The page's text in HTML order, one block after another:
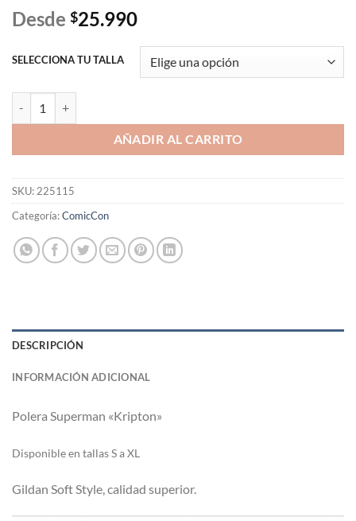
Desde $25.990
SELECCIONA TU TALLA
AÑADIR AL CARRITO
SKU: 225115
Categoría:ComicCon
DESCRIPCIÓN
INFORMACIÓN ADICIONAL
Polera Superman «Kripton»
Disponible en tallas S a XL
Gildan Soft Style, calidad superior.